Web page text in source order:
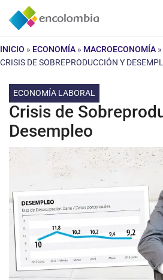
Saltar
INICIO » ECONOMÍA » MACROECONOMÍA »
CRISIS DE SOBREPRODUCCIÓN Y
ECONOMÍA LABORAL
Crisis de
Desempleo